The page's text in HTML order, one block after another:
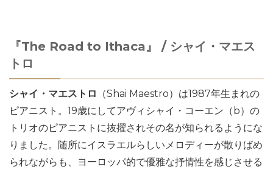
『The Road to Ithaca』 / シャイ・マエス
トロ
シャイ・マエストロ
（Shai Maestro）は1987年生まれの
ピアニスト。19歳にしてアヴィシャイ・コーエン（b）の
トリオのピアニストに抜擢されその名が知られるようにな
りました。随所にイスラエルらしいメロディーが散りばめ
られながらも、ヨーロッパ的で優雅な抒情性を感じさせる